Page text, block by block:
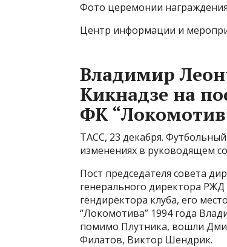
Фото церемонии
Центр информации и
Владимир
Кикнадзе на
ФК
ТАСС, 23 декабря.
изменениях в руководящем
Пост председателя совета
генерального директора
гендиректора клуба, его
“Локомотива” 1994 года
помимо Плутника, вошли
Филатов, Виктор Шендрик.